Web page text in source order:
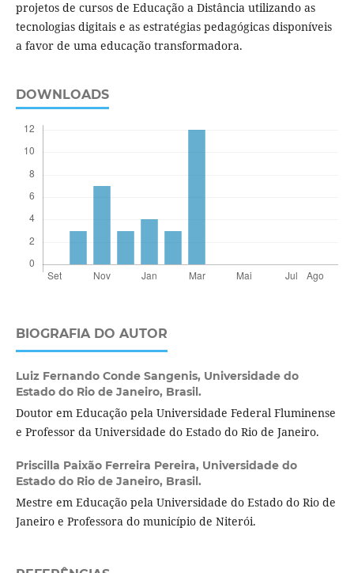
projetos de cursos de Educação a Distância utilizando as
tecnologias digitais e as estratégias pedagógicas disponíveis
a favor de uma educação transformadora.
DOWNLOADS
BIOGRAFIA DO AUTOR
Luiz Fernando Conde Sangenis, Universidade do
Estado do Rio de Janeiro, Brasil.
Doutor em Educação pela Universidade Federal Fluminense
e Professor da Universidade do Estado do Rio de Janeiro.
Priscilla Paixão Ferreira Pereira, Universidade do
Estado do Rio de Janeiro, Brasil.
Mestre em Educação pela Universidade do Estado do Rio de
Janeiro e Professora do município de Niterói.